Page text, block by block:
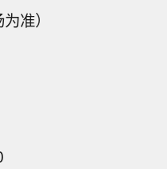
准）